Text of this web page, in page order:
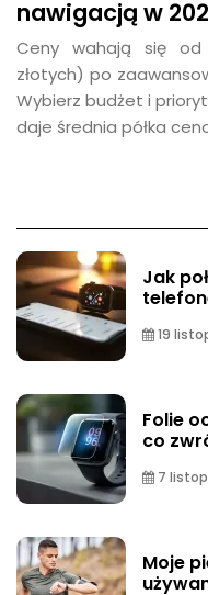
nawigacją w
Ceny wahają się od
złotych) po
Wybierz budżet i
daje średnia półka
Jak
19
Folie
co
7
Moje